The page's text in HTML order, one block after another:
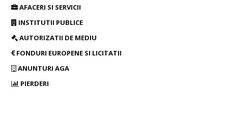
AFACERI SI SERVICII
INSTITUTII PUBLICE
AUTORIZATII DE MEDIU
FONDURI EUROPENE SI LICITATII
ANUNTURI AGA
PIERDERI